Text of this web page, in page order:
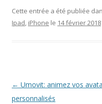
Cette entrée a été publiée
Ipad, iPhone le 14 février 2018
Navigation
des
← Umovit: animez vos
personnalisés